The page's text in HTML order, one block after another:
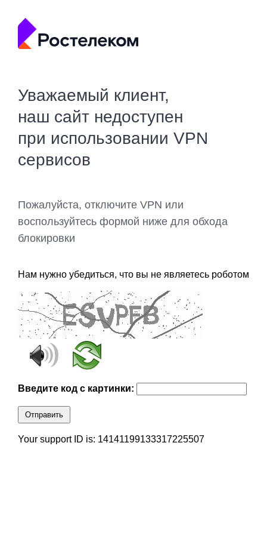
Уважаемый клиент,
наш сайт недоступен
при использовании VPN
сервисов
Пожалуйста, отключите VPN или
воспользуйтесь формой ниже для обхода
блокировки
Нам нужно убедиться, что вы не являетесь роботом
Введите код с картинки:
Отправить
Your support ID is: 14141199133317225507